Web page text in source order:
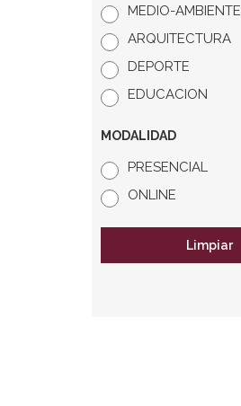
MEDIO-AMBIENTE
ARQUITECTURA
DEPORTE
EDUCACION
MODALIDAD
PRESENCIAL
ONLINE
Limpiar